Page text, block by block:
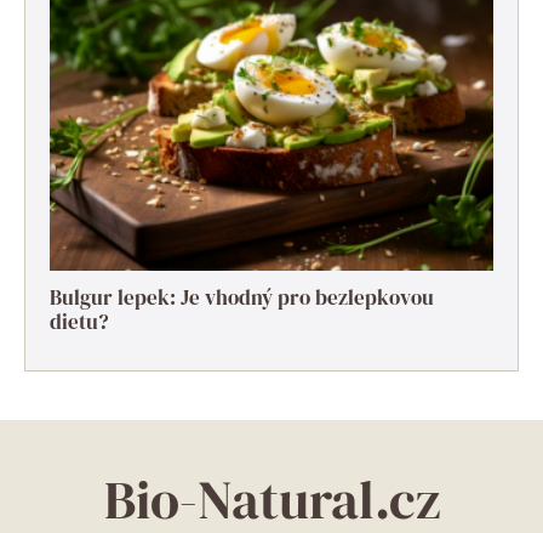
Bulgur lepek: Je vhodný pro bezlepkovou
dietu?
Bio-Natural.cz